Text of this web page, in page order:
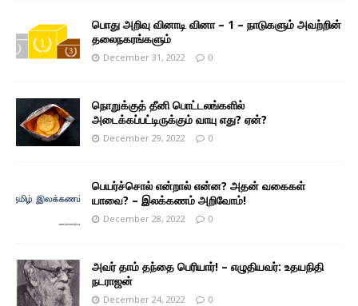
பொது அறிவு வினாடி வினா – 1 – நாடுகளும் அவற்றின்
தலைநகரங்களும்
December 31, 2022 0
நொறுக்குத் தீனி பொட்டலங்களில்
அடைக்கப்பட்டிருக்கும் வாயு எது? ஏன்?
December 29, 2022 0
பெயர்ச்சொல் என்றால் என்ன? அதன் வகைகள்
யாவை? – இலக்கணம் அறிவோம்!
December 28, 2022 0
அவர் தாம் தந்தை பெரியார்! – எழுதியவர்: உதயநிதி
நடராஜன்
December 24, 2022 0